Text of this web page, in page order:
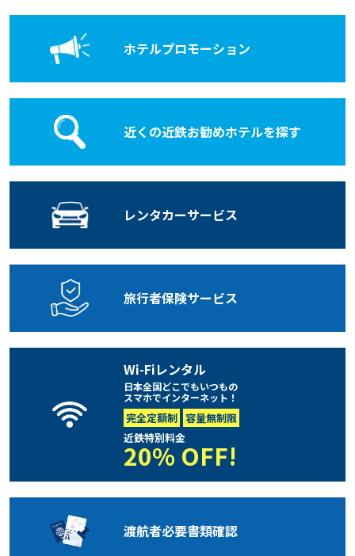
ホテルプロモーション
近くの近鉄お勧めホテルを探す
レンタカーサービス
旅行者保険サービス
Wi-Fiレンタル
日本全国どこでもいつもの
スマホでインターネット！
完全定額制 容量無制限
近鉄特別料金
20% OFF!
渡航者必要書類確認